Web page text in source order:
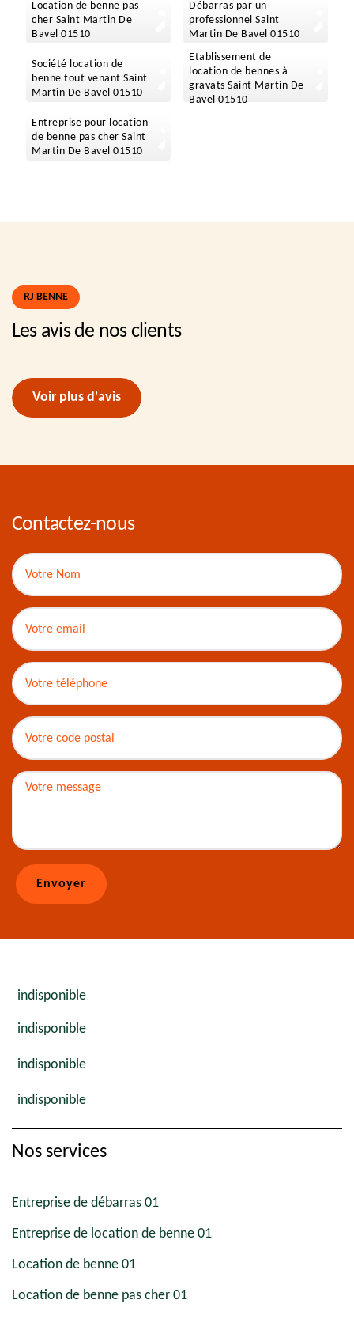
Location de benne pas
cher Saint Martin De
Bavel 01510
Débarras par un
professionnel Saint
Martin De Bavel 01510
Société location de
benne tout venant Saint
Martin De Bavel 01510
Etablissement de
location de bennes à
gravats Saint Martin De
Bavel 01510
Entreprise pour location
de benne pas cher Saint
Martin De Bavel 01510
RJ BENNE
Les avis de nos clients
Voir plus d'avis
Contactez-nous
indisponible
indisponible
indisponible
indisponible
Nos services
Entreprise de débarras 01
Entreprise de location de benne 01
Location de benne 01
Location de benne pas cher 01